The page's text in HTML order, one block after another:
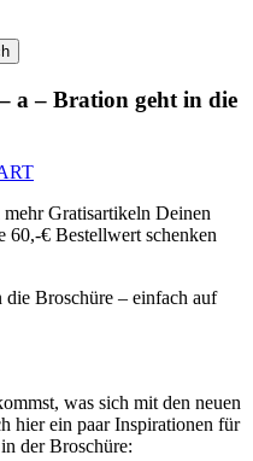
a – Bration geht in die
Gratisartikeln Deinen
€ Bestellwert schenken
Broschüre – einfach auf
was sich mit den neuen
hier ein paar Inspirationen für
der Broschüre: